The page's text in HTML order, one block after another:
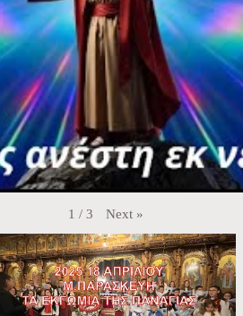
1 / 3 Next »